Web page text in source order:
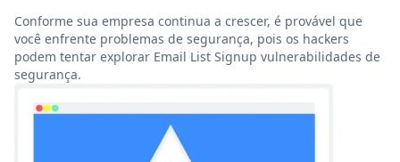
Conforme sua empresa continua a crescer, é provável que
você enfrente problemas de segurança, pois os hackers
podem tentar explorar Email List Signup vulnerabilidades de
segurança.